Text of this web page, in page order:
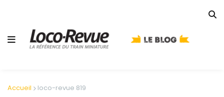
Accueil loco-revue 819